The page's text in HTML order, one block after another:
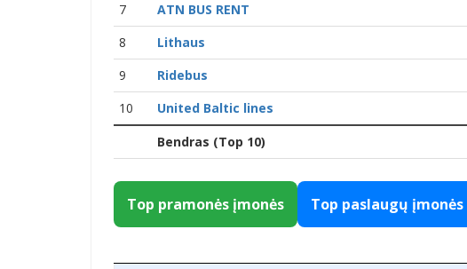
7
ATN BUS RENT
8
Lithaus
9
Ridebus
10
United Baltic lines
Bendras (Top 10)
Top pramonės įmonės Top paslaugų įmonės